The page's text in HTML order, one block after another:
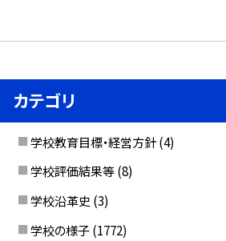
カテゴリ
学校教育目標・経営方針 (4)
学校評価結果等 (8)
学校沿革史 (3)
学校の様子 (1772)